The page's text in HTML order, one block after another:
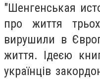
"Шенгенськая
про життя
вирушили в
життя. Ідеєю
українців